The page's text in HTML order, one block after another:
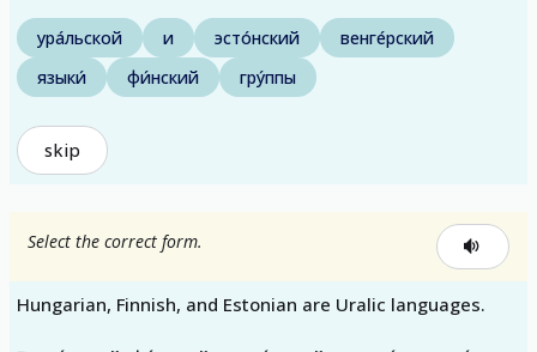
ура́льской и эсто́нский
венге́рский
языки́
фи́нский гру́ппы
skip
Select the correct form.
Hungarian, Finnish, and Estonian are Uralic languages.